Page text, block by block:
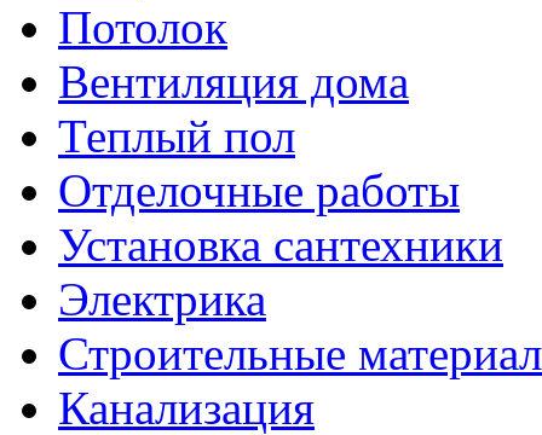
Потолок
Вентиляция дома
Теплый пол
Отделочные работы
Установка сантехники
Электрика
Строительные
Канализация